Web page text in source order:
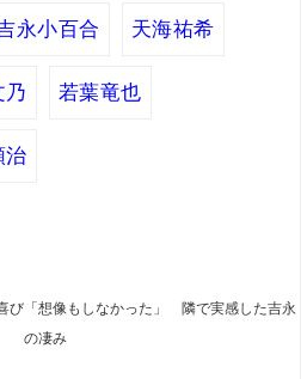
永小百合 天海祐希
乃 若葉竜也
治
び「想像もしなかった」 隣で実感した吉永
の凄み